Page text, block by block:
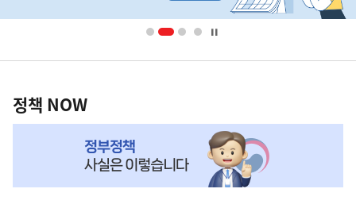
영
책
NOW,
정책 NOW